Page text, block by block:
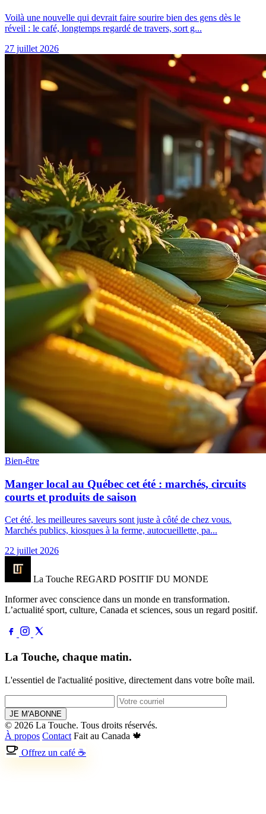
Voilà une nouvelle qui devrait faire sourire bien des gens dès le
réveil : le café, longtemps regardé de travers, sort g...
27 juillet 2026
Bien-être
Manger local au Québec cet été : marchés, circuits
courts et produits de saison
Cet été, les meilleures saveurs sont juste à côté de chez vous.
Marchés publics, kiosques à la ferme, autocueillette, pa...
22 juillet 2026
La Touche REGARD POSITIF DU MONDE
Informer avec conscience dans un monde en transformation.
L’actualité sport, culture, Canada et sciences, sous un regard positif.
La Touche, chaque matin.
L'essentiel de l'actualité positive, directement dans votre boîte mail.
JE M'ABONNE
© 2026 La Touche. Tous droits réservés.
À propos Contact Fait au Canada 🍁
Offrez un café ☕